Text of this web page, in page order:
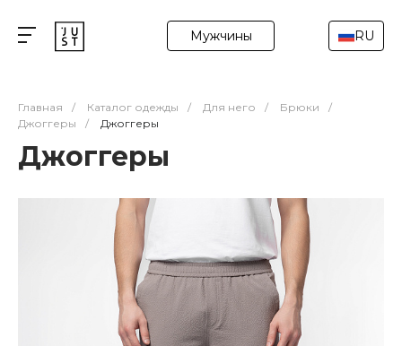
Мужчины RU
Главная / Каталог одежды / Для него / Брюки
/
Джоггеры
/ Джоггеры
Джоггеры